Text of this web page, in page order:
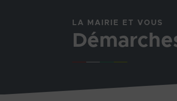
LA MAIRIE ET VOUS